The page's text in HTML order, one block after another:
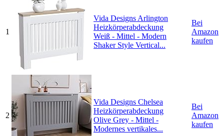
1
Vida Designs Arlington
Heizkörperabdeckung
Weiß - Mittel - Modern
Shaker Style Vertical...
Bei
Amazon
kaufen
2
Vida Designs Chelsea
Heizkörperabdeckung
Olive Grey - Mittel -
Modernes vertikales...
Bei
Amazon
kaufen